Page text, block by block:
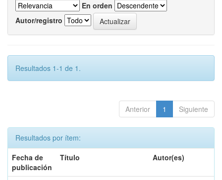
En orden
Autor/registro
Resultados 1-1 de 1.
Anterior 1 Siguiente
Resultados por ítem:
Fecha de
publicación
Título Autor(es)